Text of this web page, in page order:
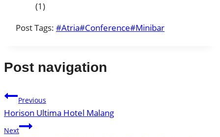
(1)
Post Tags: #Atria#Conference#Minibar
Post navigation
Previous
Horison Ultima Hotel Malang
Next